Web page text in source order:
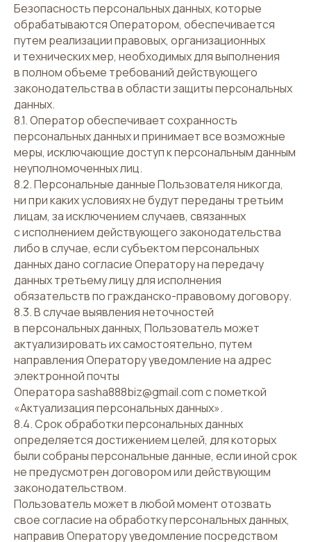
Безопасность персональных данных, которые
обрабатываются Оператором, обеспечивается
путем реализации правовых, организационных
и технических мер, необходимых для выполнения
в полном объеме требований действующего
законодательства в области защиты персональных
данных.
8.1. Оператор обеспечивает сохранность
персональных данных и принимает все возможные
меры, исключающие доступ к персональным данным
неуполномоченных лиц.
8.2. Персональные данные Пользователя никогда,
ни при каких условиях не будут переданы третьим
лицам, за исключением случаев, связанных
с исполнением действующего законодательства
либо в случае, если субъектом персональных
данных дано согласие Оператору на передачу
данных третьему лицу для исполнения
обязательств по гражданско-правовому договору.
8.3. В случае выявления неточностей
в персональных данных, Пользователь может
актуализировать их самостоятельно, путем
направления Оператору уведомление на адрес
электронной почты
Оператора sasha888biz@gmail.com с пометкой
«Актуализация персональных данных».
8.4. Срок обработки персональных данных
определяется достижением целей, для которых
были собраны персональные данные, если иной срок
не предусмотрен договором или действующим
законодательством.
Пользователь может в любой момент отозвать
свое согласие на обработку персональных данных,
направив Оператору уведомление посредством